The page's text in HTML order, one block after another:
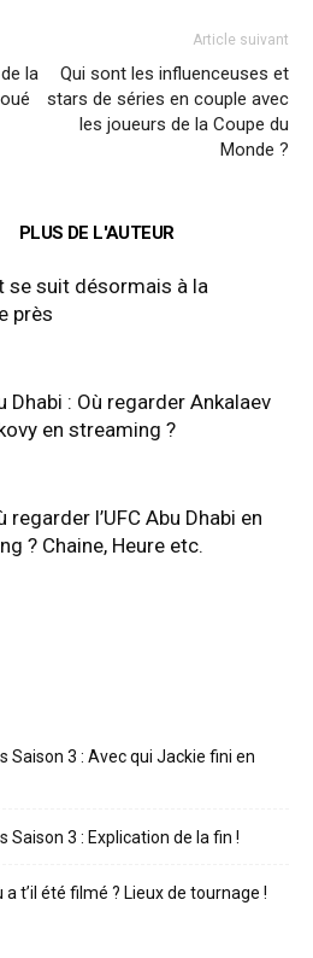
la
Article suivant
Qui sont les influenceuses et
stars de séries en couple avec
les joueurs de la Coupe du
Monde ?
PLUS DE L'AUTEUR
se suit désormais à la
près
Dhabi : Où regarder Ankalaev
en streaming ?
regarder l’UFC Abu Dhabi en
? Chaine, Heure etc.
Saison 3 : Avec qui Jackie fini en
Saison 3 : Explication de la fin !
t’il été filmé ? Lieux de tournage !